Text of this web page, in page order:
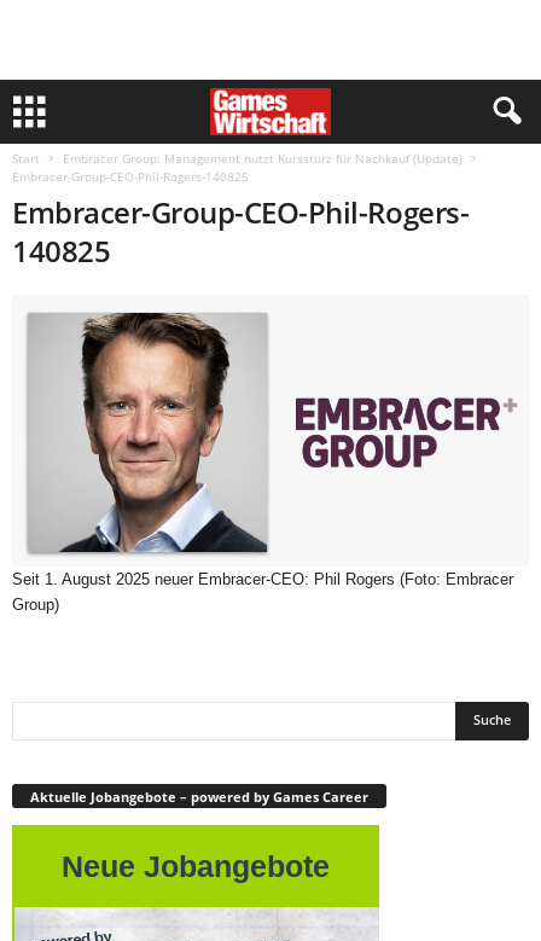
Start
Embracer Group: Management nutzt Kurssturz für Nachkauf (Update)
Embracer-Group-CEO-Phil-Rogers-140825
Embracer-Group-CEO-Phil-Rogers-
140825
Seit 1. August 2025 neuer Embracer-CEO: Phil Rogers (Foto: Embracer
Group)
Aktuelle Jobangebote – powered by Games Career